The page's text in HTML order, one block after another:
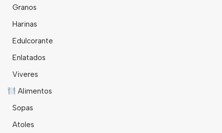
Granos
Harinas
Edulcorante
Enlatados
Viveres
Alimentos
Sopas
Atoles